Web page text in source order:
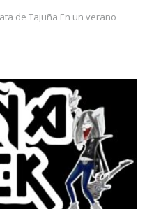
de Tajuña En un verano